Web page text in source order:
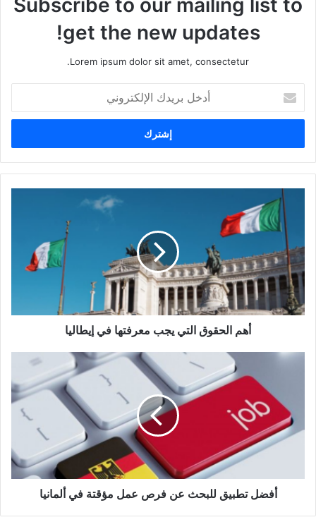
Subscribe to our mailing list to
get the new updates!
Lorem ipsum dolor sit amet, consectetur.
بريدك
الإلكتروني
الحقوق
يجب
معرفتها
في
إيطاليا
أهم الحقوق التي يجب معرفتها في إيطاليا
أفضل
فرص
عمل
ألمانيا
أفضل تطبيق للبحث عن فرص عمل مؤقتة في ألمانيا